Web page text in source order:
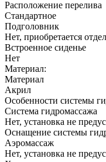
Расположение перелива
Cтандартное
Подголовник
Нет, приобретается
Встроенное сиденье
Нет
Материал:
Материал
Акрил
Особенности системы
Система гидромассажа
Нет, установка не
Оснащение системы
Аэромассаж
Нет, установка не